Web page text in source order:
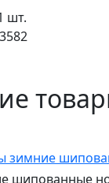
шт.
шипованные